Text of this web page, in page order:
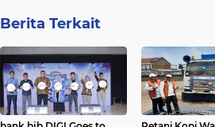
Berita Terkait